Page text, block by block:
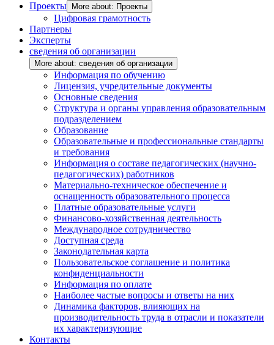
Проекты
More about: Проекты
Цифровая грамотность
Партнеры
Эксперты
сведения об организации
More about: сведения об организации
Информация по обучению
Лицензия, учредительные документы
Основные сведения
Структура и органы управления образовательным
подразделением
Образование
Образовательные и профессиональные стандарты
и требования
Информация о составе педагогических (научно-
педагогических) работников
Материально-техническое обеспечение и
оснащенность образовательного процесса
Платные образовательные услуги
Финансово-хозяйственная деятельность
Международное сотрудничество
Доступная среда
Законодательная карта
Пользовательское соглашение и политика
конфиденциальности
Информация по оплате
Наиболее частые вопросы и ответы на них
Динамика факторов, влияющих на
производительность труда в отрасли и показатели
их характеризующие
Контакты